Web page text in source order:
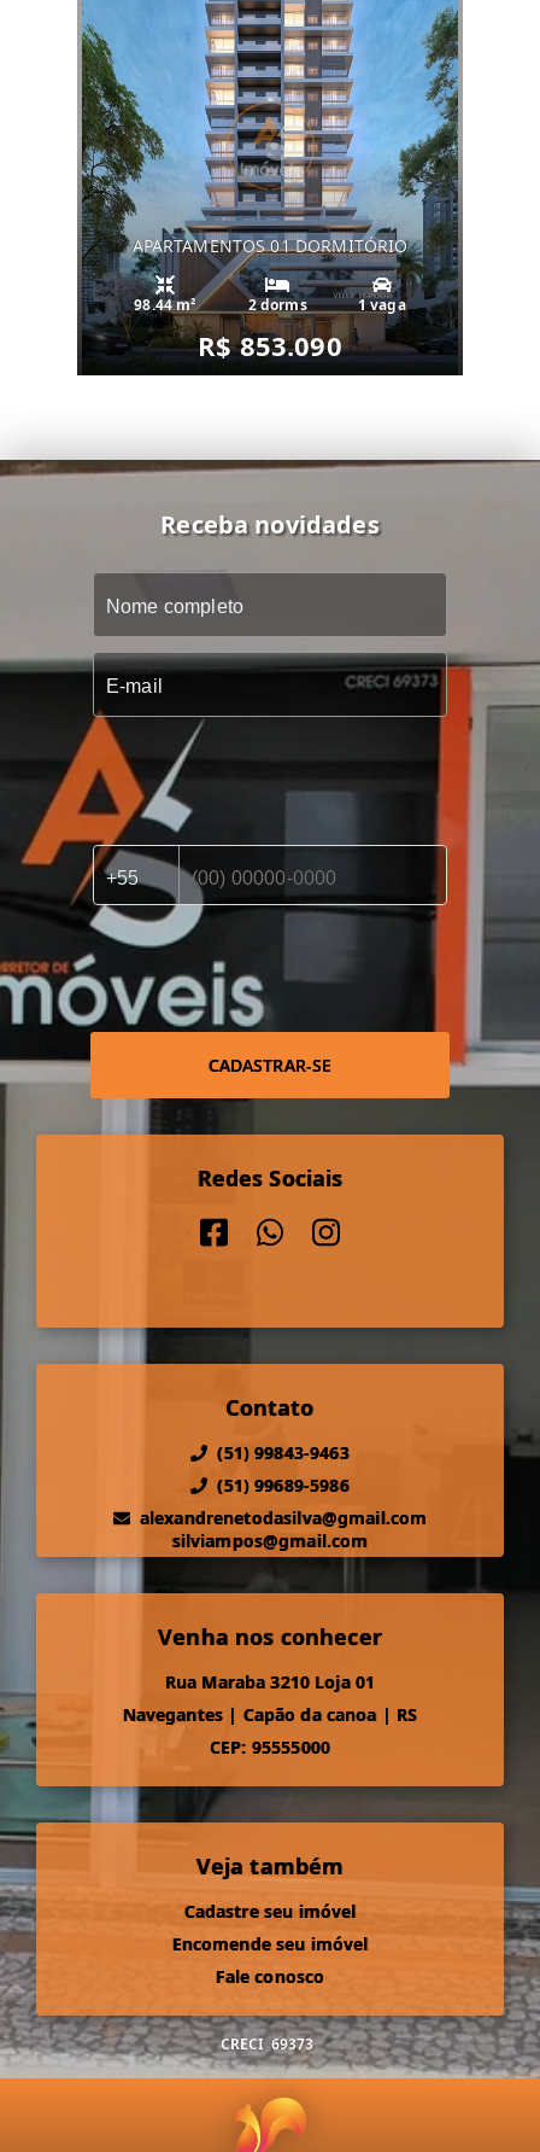
APARTAMENTOS 01 DORMITÓRIO
98.44 m² 2 dorms 1 vaga
R$ 853.090
Receba novidades
CADASTRAR-SE
Redes Sociais
Contato
(51) 99843-9463
(51) 99689-5986
alexandrenetodasilva@gmail.com
silviampos@gmail.com
Venha nos conhecer
Rua Maraba 3210 Loja 01
Navegantes | Capão da canoa | RS
CEP: 95555000
Veja também
Cadastre seu imóvel
Encomende seu imóvel
Fale conosco
CRECI 69373